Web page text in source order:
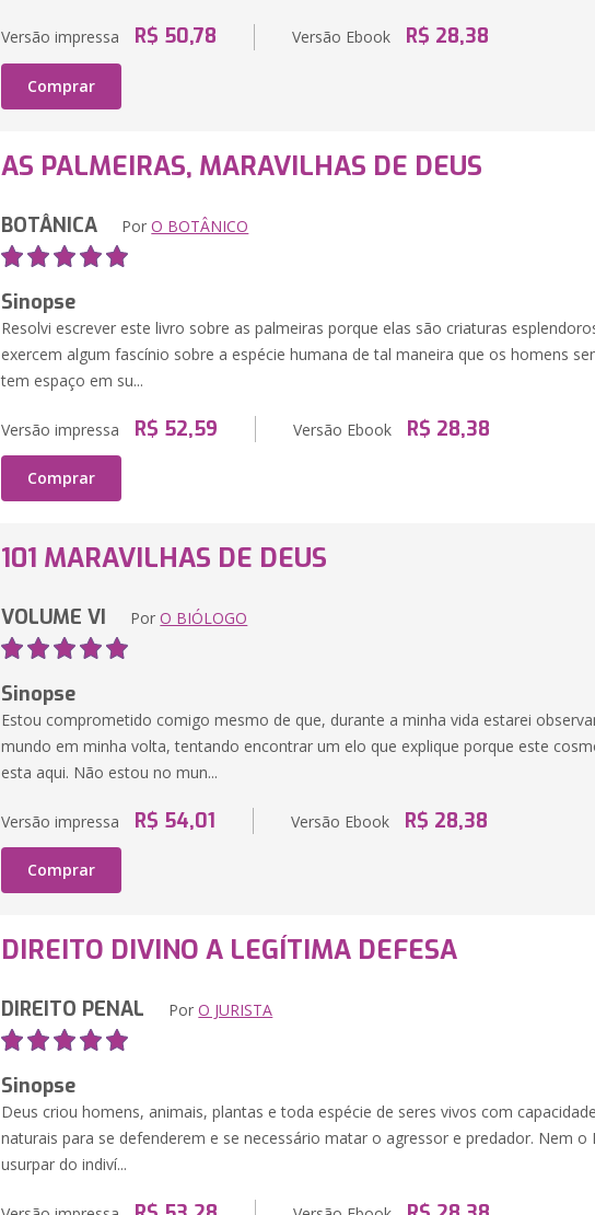
Versão impressa R$ 50,78 Versão Ebook R$ 28,38
Comprar
AS PALMEIRAS, MARAVILHAS DE DEUS
BOTÂNICA PorO BOTÂNICO
Sinopse
Resolvi escrever este livro sobre as palmeiras porque elas são criaturas
exercem algum fascínio sobre a espécie humana de tal maneira que os homens
tem espaço em su...
Versão impressa R$ 52,59 Versão Ebook R$ 28,38
Comprar
101 MARAVILHAS DE DEUS
VOLUME VI PorO BIÓLOGO
Sinopse
Estou comprometido comigo mesmo de que, durante a minha vida estarei
mundo em minha volta, tentando encontrar um elo que explique porque este
esta aqui. Não estou no mun...
Versão impressa R$ 54,01 Versão Ebook R$ 28,38
Comprar
DIREITO DIVINO A LEGÍTIMA DEFESA
DIREITO PENAL PorO JURISTA
Sinopse
Deus criou homens, animais, plantas e toda espécie de seres vivos com
naturais para se defenderem e se necessário matar o agressor e predador. Nem o
usurpar do indiví...